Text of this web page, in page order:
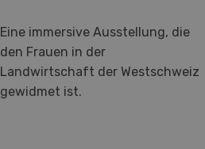
Eine immersive Ausstellung, die
den Frauen in der
Landwirtschaft der Westschweiz
gewidmet ist.